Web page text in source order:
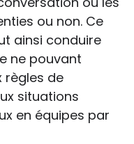
ou non. Ce
ainsi conduire
ne pouvant
règles de
situations
en équipes par